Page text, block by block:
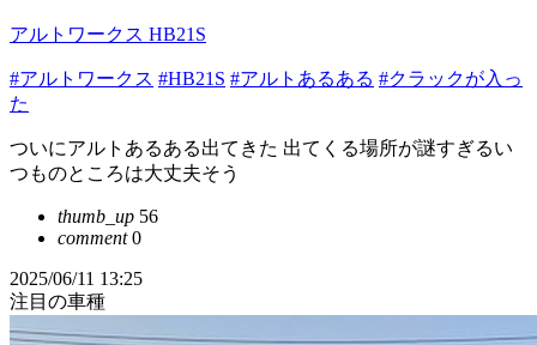
アルトワークス HB21S
#アルトワークス #HB21S #アルトあるある #クラックが入っ
た
ついにアルトあるある出てきた 出てくる場所が謎すぎるい
つものところは大丈夫そう
thumb_up 56
comment0
2025/06/11 13:25
注目の車種